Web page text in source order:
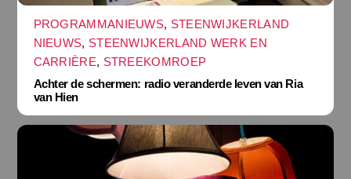
PROGRAMMANIEUWS, STEENWIJKERLAND
NIEUWS, STEENWIJKERLAND WERK EN
CARRIÈRE, STREEKOMROEP
Achter de schermen: radio veranderde leven van Ria
van Hien